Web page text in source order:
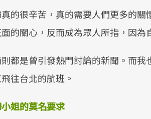
的很辛苦，真的需要人們更多的
的關心，反而成為眾人所指，因為
都是曾引發熱門討論的新聞。而
往台北的航班。
姐的莫名要求